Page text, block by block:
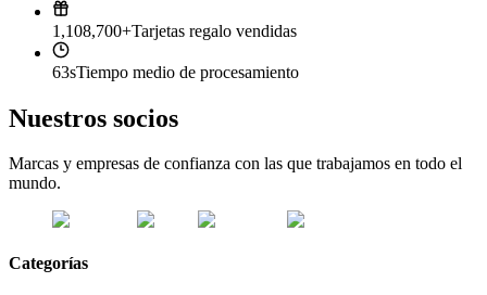
1,108,700+Tarjetas regalo vendidas
63sTiempo medio de procesamiento
Nuestros socios
Marcas y empresas de confianza con las que trabajamos en todo el
mundo.
Categorías